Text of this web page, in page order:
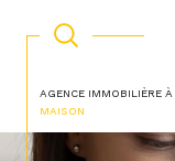
AGENCE IMMOBILIÈRE
MAISON